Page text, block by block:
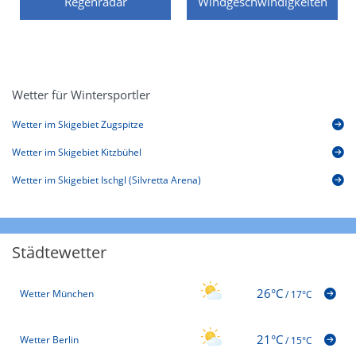
Wetter für Wintersportler
Wetter im Skigebiet Zugspitze
Wetter im Skigebiet Kitzbühel
Wetter im Skigebiet Ischgl (Silvretta Arena)
Städtewetter
Wetter München 26°C/17°C
Wetter Berlin 21°C/15°C